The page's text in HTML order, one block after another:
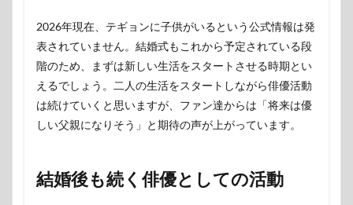
2026年現在、テギョンに子供がいるという公式情報は発
表されていません。結婚式もこれから予定されている段
階のため、まずは新しい生活をスタートさせる時期とい
えるでしょう。二人の生活をスタートしながら俳優活動
は続けていくと思いますが、ファン達からは「将来は優
しい父親になりそう」と期待の声が上がっています。
結婚後も続く俳優としての活動